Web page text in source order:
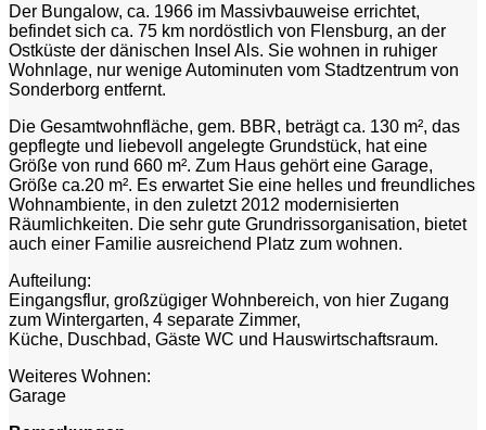
Der Bungalow, ca. 1966 im Massivbauweise errichtet,
befindet sich ca. 75 km nordöstlich von Flensburg, an der
Ostküste der dänischen Insel Als. Sie wohnen in ruhiger
Wohnlage, nur wenige Autominuten vom Stadtzentrum von
Sonderborg entfernt.
Die Gesamtwohnfläche, gem. BBR, beträgt ca. 130 m², das
gepflegte und liebevoll angelegte Grundstück, hat eine
Größe von rund 660 m². Zum Haus gehört eine Garage,
Größe ca.20 m². Es erwartet Sie eine helles und freundliches
Wohnambiente, in den zuletzt 2012 modernisierten
Räumlichkeiten. Die sehr gute Grundrissorganisation, bietet
auch einer Familie ausreichend Platz zum wohnen.
Aufteilung:
Eingangsflur, großzügiger Wohnbereich, von hier Zugang
zum Wintergarten, 4 separate Zimmer,
Küche, Duschbad, Gäste WC und Hauswirtschaftsraum.
Weiteres Wohnen:
Garage